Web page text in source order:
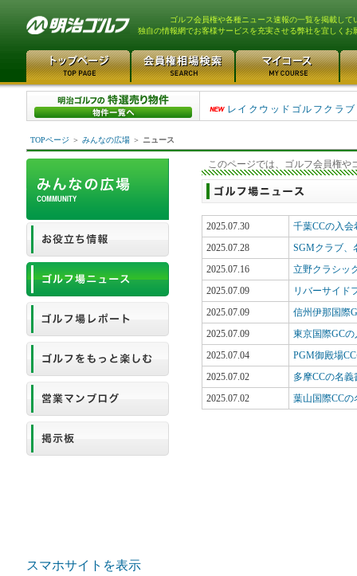
ゴルフ会員権や各種ニュース速報の一覧を掲載して
独自の情報網でお客様サービスを充実させる弊社を宜しくお
茨城ゴルフ倶楽部 1050万
レイクウッドゴルフクラ
TOPページ ＞ みんなの広場 ＞ ニュース
このページでは、ゴルフ会員権や
2025.07.30
千葉CCの入
2025.07.28
SGMクラブ、
2025.07.16
立野クラシッ
2025.07.09
リバーサイド
2025.07.09
信州伊那国際
2025.07.09
東京国際GC
2025.07.04
PGM御殿場
2025.07.02
多摩CCの名
2025.07.02
葉山国際CC
スマホサイトを表示